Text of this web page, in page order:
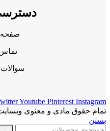
تماس
Youtube Pinterest Instagram
تمام حقوق مادی و معنوی وبسایت
بستن